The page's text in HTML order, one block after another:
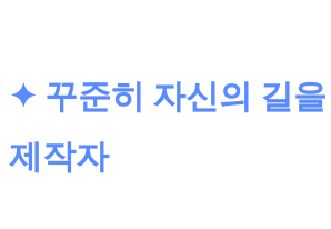
✦ 꾸준히 자신의 길
제작자